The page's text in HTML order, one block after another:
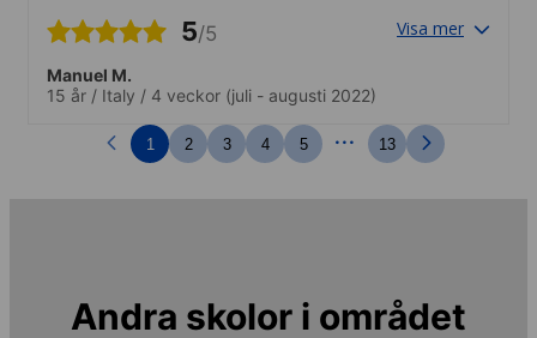
5/5 Visa mer
Manuel M.
15 år / Italy / 4 veckor (juli - augusti 2022)
1 2 3 4 5 ... 13
Andra skolor i området